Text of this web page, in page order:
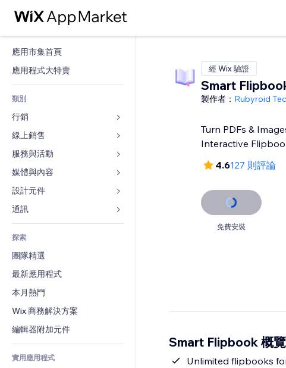
應用市集首頁
應用程式大特賣
類別
行銷
廣告
行動裝置
分析
社交
發佈網站
電子郵件
轉換率
線上銷售
商店應用程式
出貨與送貨
付款按鈕
網路課程
會計
優惠券與酬賓計劃
倉儲解決方案
廠商直送
食品及飲料
服務與活動
旅館
活動
餐廳
不動產
預訂
媒體與內容
圖庫
音樂
Podcast
相片
影片
PDF
檔案分享
新聞
內容服務
設計元件
地圖與導航
隱私與安全性
時鐘
網頁範本
圖片效果
按鈕與選單
橫幅與徽章
計算機
搜尋
天氣
表單
部落格
投票
聊天
留言
電話
社群
評價與推薦
CRM
探索
團隊精選
最新應用程式
本月熱門
Wix 商務解決方案
編輯器附加元件
實用應用程式
經 Wix 驗證
Smart
製作者： Rubyroid
Turn PDFs &
Interactive
4.6127 則評論
免費安裝
Smart Flipbook 概覽
Unlimited flipbooks